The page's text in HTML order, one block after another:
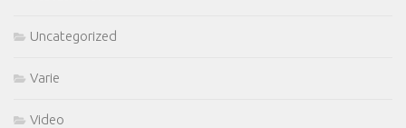
Uncategorized
Varie
Video